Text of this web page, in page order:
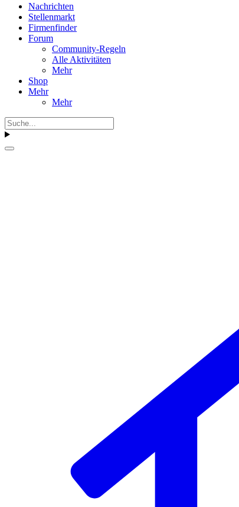
Nachrichten
Stellenmarkt
Firmenfinder
Forum
Community-Regeln
Alle Aktivitäten
Mehr
Shop
Mehr
Mehr